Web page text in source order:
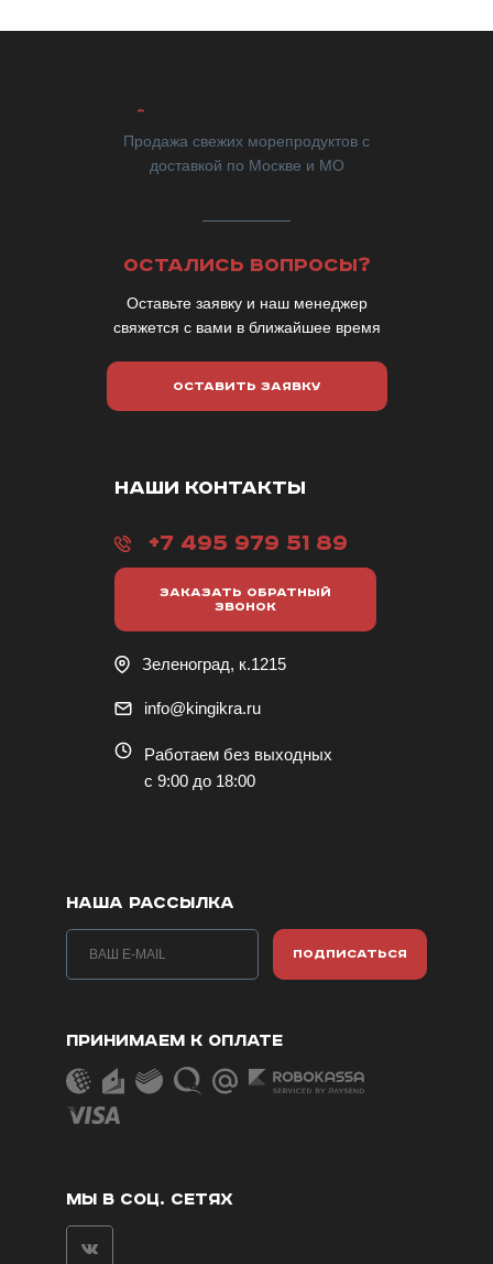
Продажа свежих морепродуктов с
доставкой по Москве и МО
ОСТАЛИСЬ ВОПРОСЫ?
Оставьте заявку и наш менеджер
свяжется с вами в ближайшее время
ОСТАВИТЬ ЗАЯВКУ
НАШИ КОНТАКТЫ
+7 495 979 51 89
ЗАКАЗАТЬ ОБРАТНЫЙ
ЗВОНОК
Зеленоград, к.1215
info@kingikra.ru
Работаем без выходных
с 9:00 до 18:00
НАША РАССЫЛКА
ПОДПИСАТЬСЯ
ПРИНИМАЕМ К ОПЛАТЕ
МЫ В СОЦ. СЕТЯХ